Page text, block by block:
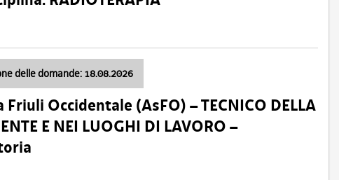
delle domande: 18.08.2026
Occidentale (AsFO) – TECNICO DELLA
E NEI LUOGHI DI LAVORO –